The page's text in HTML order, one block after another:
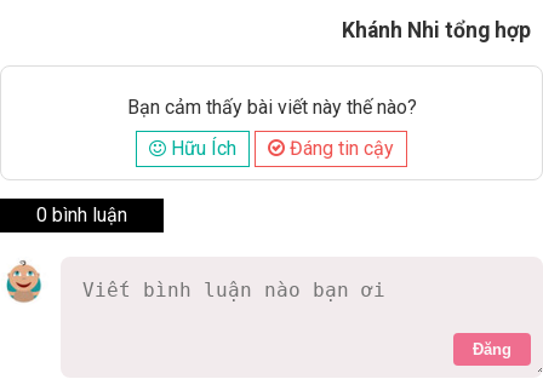
Khánh Nhi tổng hợp
Bạn cảm thấy bài viết này thế nào?
Hữu Ích
Đáng tin cậy
0 bình luận
Đăng